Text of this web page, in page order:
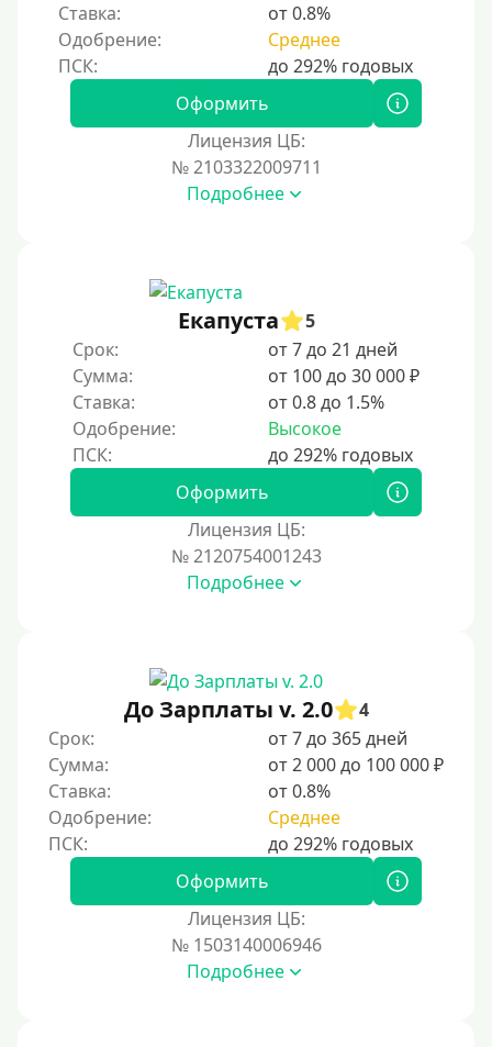
Под залог ПТС
Без залога
Под залог недвижимости
Под ПТС по доверенности
Цель
На Новый Год
Для исправления кредитной истории
На погашение других займов
До зарплаты
Без документов
По ИНН
По загранпаспорту
По военному билету
По водительскому удостоверению
Без СНИЛСа
Ставка:
от 0.8%
Одобрение:
Среднее
Оформить
Лицензия ЦБ:
№ 2103322009711
Подробнее
Екапуста
5
Срок:
от 7 до 21 дней
Сумма:
от 100 до 30 000 ₽
Ставка:
от 0.8 до 1.5%
Одобрение:
Высокое
Оформить
Лицензия ЦБ:
№ 2120754001243
Подробнее
До Зарплаты v. 2.0
4
Срок:
от 7 до 365 дней
Сумма:
от 2 000 до 100 000 ₽
Ставка:
от 0.8%
Одобрение:
Среднее
Оформить
Лицензия ЦБ:
№ 1503140006946
Подробнее